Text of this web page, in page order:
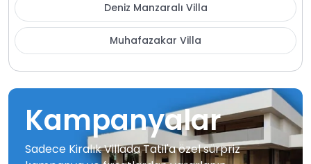
Deniz Manzaralı Villa
Muhafazakar Villa
Kampanyalar
Sadece Kiralık Villada Tatil'a özel sürpriz